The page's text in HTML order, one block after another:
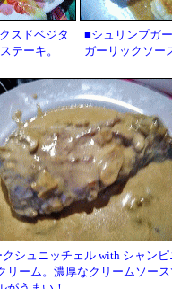
スドベジタ
テーキ。
■シュリンプガ
ガーリックソー
シュニッチェル with シャンピ
リーム。濃厚なクリームソース